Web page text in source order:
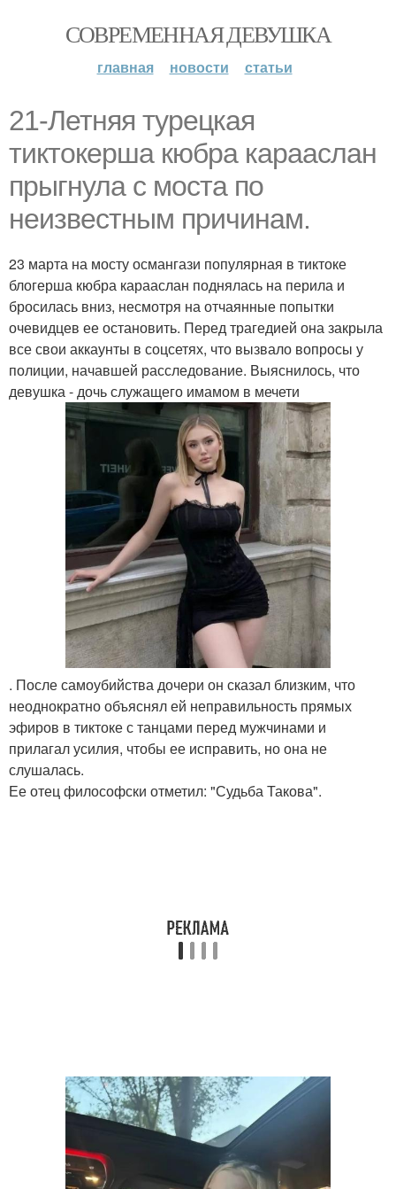
СОВРЕМЕННАЯ ДЕВУШКА
главная новости статьи
21-Летняя турецкая
тиктокерша кюбра карааслан
прыгнула с моста по
неизвестным причинам.
23 марта на мосту османгази популярная в тиктоке
блогерша кюбра карааслан поднялась на перила и
бросилась вниз, несмотря на отчаянные попытки
очевидцев ее остановить. Перед трагедией она закрыла
все свои аккаунты в соцсетях, что вызвало вопросы у
полиции, начавшей расследование. Выяснилось, что
девушка - дочь служащего имамом в мечети
. После самоубийства дочери он сказал близким, что
неоднократно объяснял ей неправильность прямых
эфиров в тиктоке с танцами перед мужчинами и
прилагал усилия, чтобы ее исправить, но она не
слушалась.
Ее отец философски отметил: "Судьба Такова".